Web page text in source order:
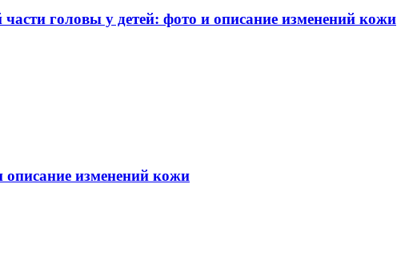
головы у детей: фото и описание изменений кожи
описание изменений кожи